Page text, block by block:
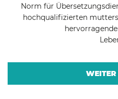
Norm für
hochqualifizierten
WEITER